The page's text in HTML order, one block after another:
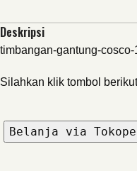
Deskripsi
timbangan-gantung-
Silahkan klik tombol berikut
Belanja via